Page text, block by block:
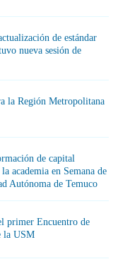
de estándar
nueva sesión de
la Región Metropolitana
de capital
academia en Semana de
Autónoma de Temuco
primer Encuentro de
la USM